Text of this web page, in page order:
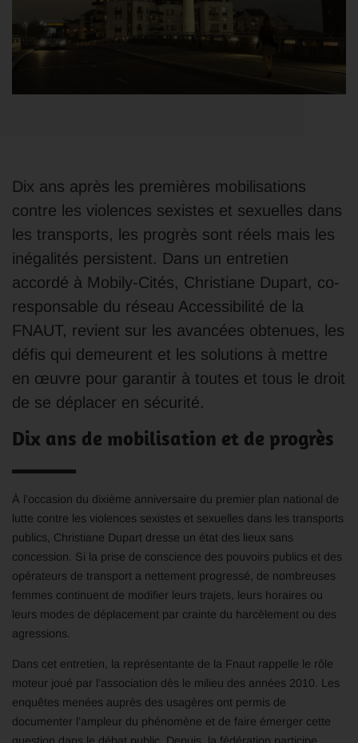
Dix ans après les premières mobilisations
contre les violences sexistes et sexuelles dans
les transports, les progrès sont réels mais les
inégalités persistent. Dans un entretien
accordé à Mobily-Cités, Christiane Dupart, co-
responsable du réseau Accessibilité de la
FNAUT, revient sur les avancées obtenues, les
défis qui demeurent et les solutions à mettre
en œuvre pour garantir à toutes et tous le droit
de se déplacer en sécurité.
Dix ans de mobilisation et de progrès
À l’occasion du dixième anniversaire du premier plan national de
lutte contre les violences sexistes et sexuelles dans les transports
publics, Christiane Dupart dresse un état des lieux sans
concession. Si la prise de conscience des pouvoirs publics et des
opérateurs de transport a nettement progressé, de nombreuses
femmes continuent de modifier leurs trajets, leurs horaires ou
leurs modes de déplacement par crainte du harcèlement ou des
agressions.
Dans cet entretien, la représentante de la Fnaut rappelle le rôle
moteur joué par l’association dès le milieu des années 2010. Les
enquêtes menées auprès des usagères ont permis de
documenter l’ampleur du phénomène et de faire émerger cette